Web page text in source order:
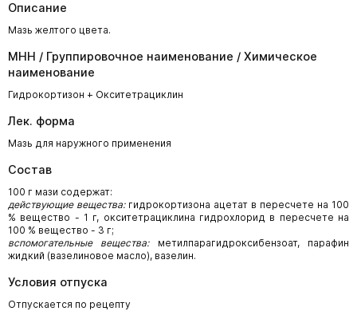
Описание
Мазь желтого цвета.
МНН / Группировочное наименование / Химическое
наименование
Гидрокортизон + Окситетрациклин
Лек. форма
Мазь для наружного применения
Состав
100 г мази содержат:
действующие вещества:гидрокортизона ацетат в пересчете на 100
% вещество - 1 г, окситетрациклина гидрохлорид в пересчете на
100 % вещество - 3 г;
вспомогательные вещества:метилпарагидроксибензоат, парафин
жидкий (вазелиновое масло), вазелин.
Условия отпуска
Отпускается по рецепту